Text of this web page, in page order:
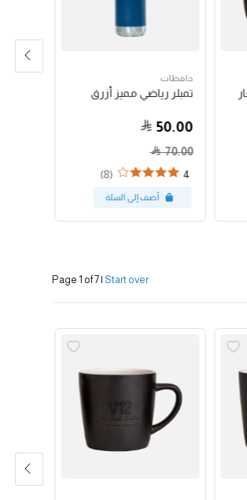
حافظات
تمبلر رياضي مميز أزرق
50.00
70.00
4
(8)
Page 1 of 7| Start over